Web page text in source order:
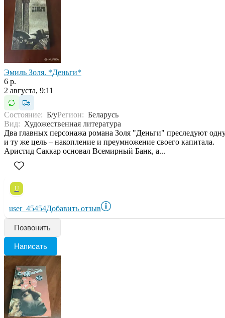
Эмиль Золя. *Деньги*
6 р.
2 августа, 9:11
Состояние: Б/уРегион: Беларусь
Вид: Художественная литература
Два главных персонажа романа Золя "Деньги" преследуют
и ту же цель – накопление и преумножение своего капитала.
Аристид Саккар основал Всемирный Банк, а...
U
user_45454Добавить отзыв
Позвонить
Написать